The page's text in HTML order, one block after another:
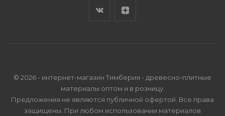
© 2026 - интернет-магазин Тимберия - древесно-плитные
материалы оптом и в розницу.
Предложения не являются публичной офертой. Все права
защищены. При любом использовании материалов